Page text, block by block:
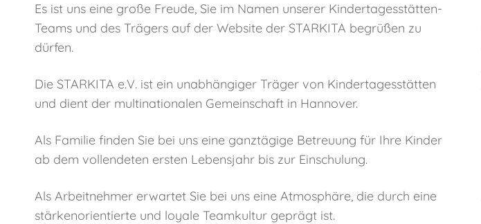
Es ist uns eine große Freude, Sie im Namen unserer Kindertagesstätten-
Teams und des Trägers auf der Website der STARKITA begrüßen zu
dürfen.
Die STARKITA e.V. ist ein unabhängiger Träger von Kindertagesstätten
und dient der multinationalen Gemeinschaft in Hannover.
Als Familie finden Sie bei uns eine ganztägige Betreuung für Ihre Kinder
ab dem vollendeten ersten Lebensjahr bis zur Einschulung.
Als Arbeitnehmer erwartet Sie bei uns eine Atmosphäre, die durch eine
stärkenorientierte und loyale Teamkultur geprägt ist.